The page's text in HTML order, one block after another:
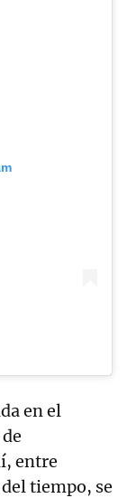
en el
entre
tiempo, se